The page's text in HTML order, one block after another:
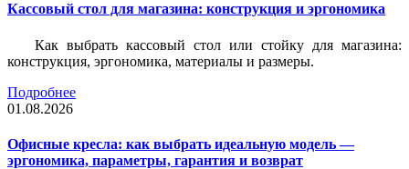
Кассовый стол для магазина: конструкция и эргономика
Как выбрать кассовый стол или стойку для магазина:
конструкция, эргономика, материалы и размеры.
Подробнее
01.08.2026
Офисные кресла: как выбрать идеальную модель —
эргономика, параметры, гарантия и возврат